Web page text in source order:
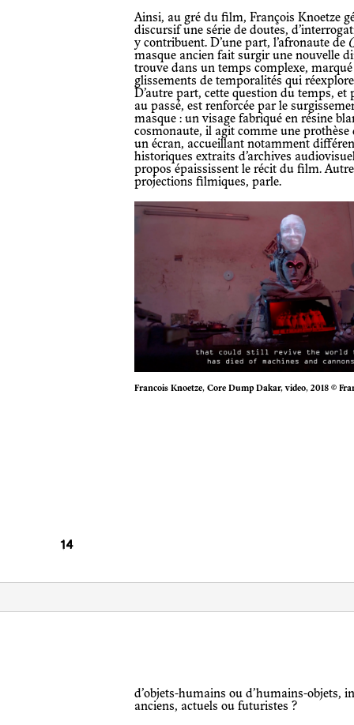
Ainsi, au gré du film, François Knoetze génère par cette figure et son récit
discursif une série de doutes,
y contribuent. D’une part, l’afronaute de
masque ancien fait surgir une nouvelle
trouve dans un temps complexe,
glissements de temporalités qui
D’autre part, cette question du temps,
au passé, est renforcée par le
masque : un visage fabriqué en résine
cosmonaute, il agit comme une
un écran, accueillant notamment
historiques extraits d’archives
propos épaississent le récit du film.
projections filmiques, parle.
Francois Knoetze, Core Dump Dakar, video, 2018 ©
d’objets-humains ou d’humains-objets, interpellant les objets qu’ils soient
anciens, actuels ou futuristes ?